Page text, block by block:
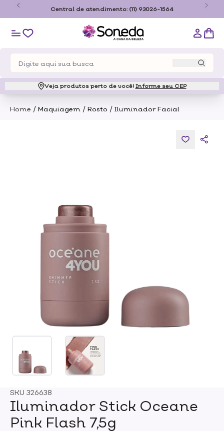
Central de atendimento: (11) 93026-1564
Veja produtos perto de você! Informe seu CEP
Home / Maquiagem / Rosto / Iluminador Facial
SKU 326638
Iluminador Stick Oceane
Pink Flash 7,5g